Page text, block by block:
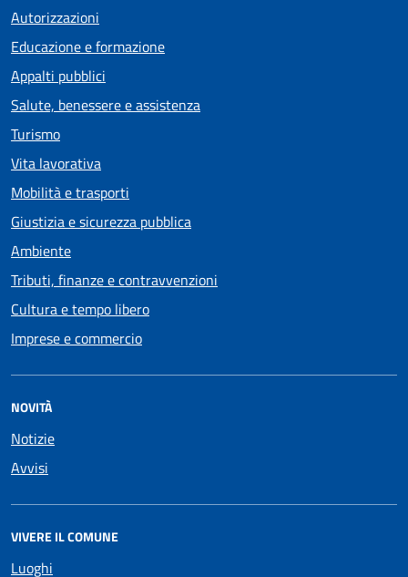
Autorizzazioni
Educazione e formazione
Appalti pubblici
Salute, benessere e assistenza
Turismo
Vita lavorativa
Mobilità e trasporti
Giustizia e sicurezza pubblica
Ambiente
Tributi, finanze e contravvenzioni
Cultura e tempo libero
Imprese e commercio
NOVITÀ
Notizie
Avvisi
VIVERE IL COMUNE
Luoghi